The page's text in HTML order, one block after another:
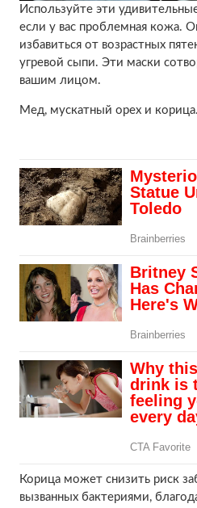
Используйте эти
если у вас проблемная кожа.
избавиться от возрастных
угревой сыпи. Эти маски
вашим лицом.
Мед, мускатный орех и корица.
Корица может снизить риск
вызванных бактериями,